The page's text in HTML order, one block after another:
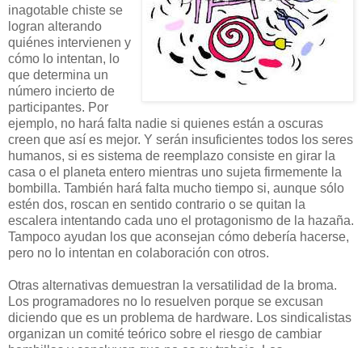
inagotable chiste se
logran alterando
quiénes intervienen y
cómo lo intentan, lo
que determina un
número incierto de
participantes. Por
ejemplo, no hará falta nadie si quienes están a oscuras
creen que así es mejor. Y serán insuficientes todos los seres
humanos, si es sistema de reemplazo consiste en girar la
casa o el planeta entero mientras uno sujeta firmemente la
bombilla. También hará falta mucho tiempo si, aunque sólo
estén dos, roscan en sentido contrario o se quitan la
escalera intentando cada uno el protagonismo de la hazaña.
Tampoco ayudan los que aconsejan cómo debería hacerse,
pero no lo intentan en colaboración con otros.
Otras alternativas demuestran la versatilidad de la broma.
Los programadores no lo resuelven porque se excusan
diciendo que es un problema de hardware. Los sindicalistas
organizan un comité teórico sobre el riesgo de cambiar